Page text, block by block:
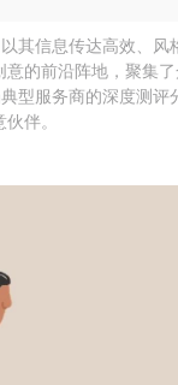
其信息传达高效、
的前沿阵地，聚集
型服务商的深度测评
伴。